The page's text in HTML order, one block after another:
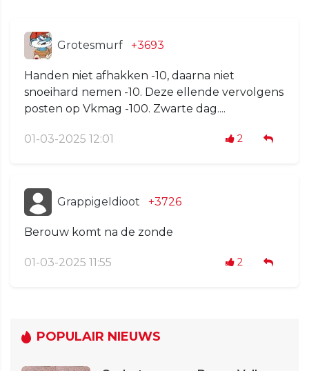
Grotesmurf +3693
Handen niet afhakken -10, daarna niet
snoeihard nemen -10. Deze ellende vervolgens
posten op Vkmag -100. Zwarte dag....
01-03-2025 12:01 2
GrappigeIdioot +3726
Berouw komt na de zonde
01-03-2025 11:55 2
POPULAIR NIEUWS